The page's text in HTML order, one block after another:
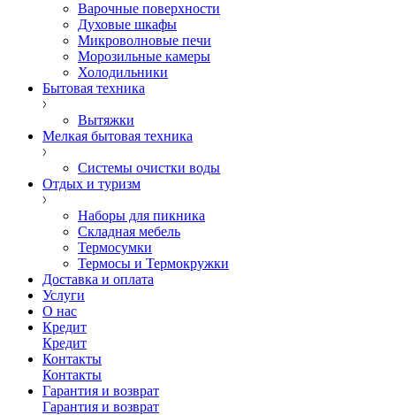
Варочные поверхности
Духовые шкафы
Микроволновые печи
Морозильные камеры
Холодильники
Бытовая техника
Вытяжки
Мелкая бытовая техника
Системы очистки воды
Отдых и туризм
Наборы для пикника
Складная мебель
Термосумки
Термосы и Термокружки
Доставка и оплата
Услуги
О нас
Кредит
Кредит
Контакты
Контакты
Гарантия и возврат
Гарантия и возврат